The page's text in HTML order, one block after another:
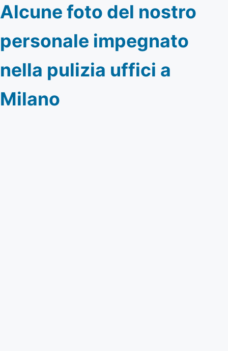
Alcune foto del nostro
personale impegnato
nella pulizia uffici a
Milano